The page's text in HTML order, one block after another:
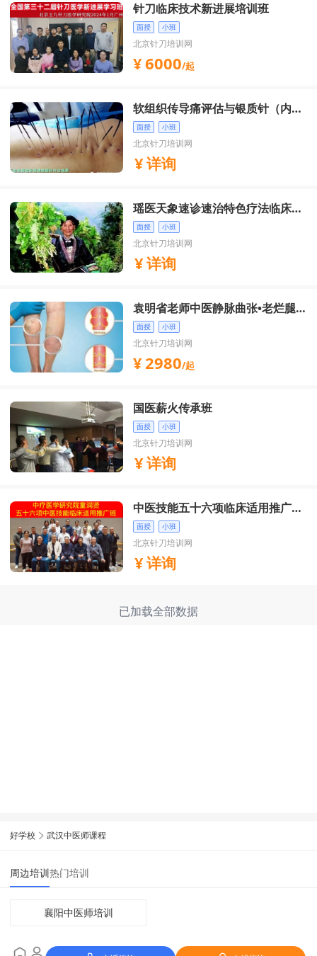
针刀临床技术新进展培训班
面授 小班
北京针刀培训网
6000/起
软组织传导痛评估与银质针（内热
针）治痛实操培训班
面授 小班
北京针刀培训网
详询
瑶医天象速诊速治特色疗法临床技
术推广班
面授 小班
北京针刀培训网
详询
袁明省老师中医静脉曲张•老烂腿•
血管瘤实战技术学习班
面授 小班
北京针刀培训网
2980/起
国医薪火传承班
面授 小班
北京针刀培训网
详询
中医技能五十六项临床适用推广培
训班
面授 小班
北京针刀培训网
详询
已加载全部数据
好学校 武汉中医师课程
周边培训热门培训
襄阳中医师培训